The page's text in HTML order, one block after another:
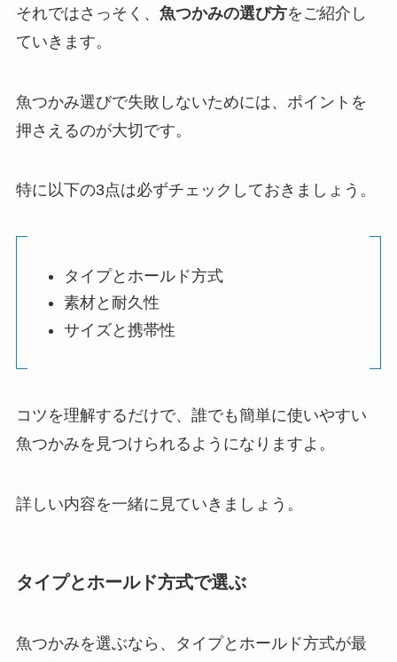
それではさっそく、 魚つかみの選び方をご紹介し
ていきます。
魚つかみ選びで失敗しないためには、ポイントを
押さえるのが大切です。
特に以下の3点は必ずチェックしておきましょう。
タイプとホールド方式
素材と耐久性
サイズと携帯性
コツを理解するだけで、誰でも簡単に使いやすい
魚つかみを見つけられるようになりますよ。
詳しい内容を一緒に見ていきましょう。
タイプとホールド方式で選ぶ
魚つかみを選ぶなら、タイプとホールド方式が最